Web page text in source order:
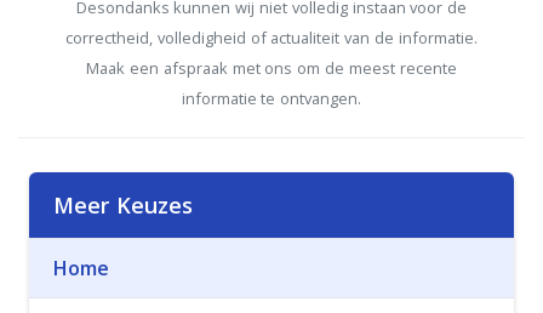
Desondanks kunnen wij niet volledig instaan voor de
correctheid, volledigheid of actualiteit van de informatie.
Maak een afspraak met ons om de meest recente
informatie te ontvangen.
Meer Keuzes
Home